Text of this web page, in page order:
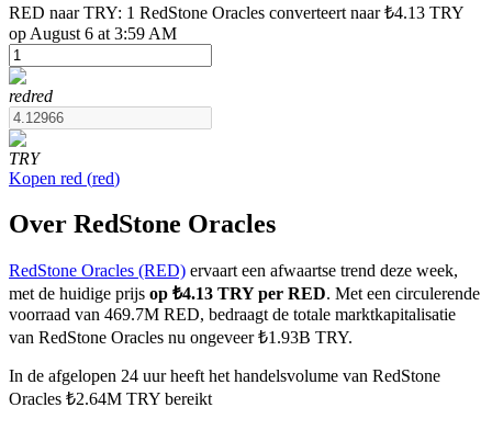
USDT-futures
Futures met USDT als onderpand
COIN-M-futures
Cryptocurrency-futures
TradFi
RED naar TRY: 1 RedStone Oracles converteert naar ₺4.13 TRY
op August 6 at 3:59 AM
redred
TRY
Kopen red (red)
Over RedStone Oracles
RedStone Oracles (RED) ervaart een afwaartse trend deze week,
met de huidige prijs op ₺4.13 TRY per RED. Met een circulerende
voorraad van 469.7M RED, bedraagt de totale marktkapitalisatie
van RedStone Oracles nu ongeveer ₺1.93B TRY.
In de afgelopen 24 uur heeft het handelsvolume van RedStone
Oracles ₺2.64M TRY bereikt